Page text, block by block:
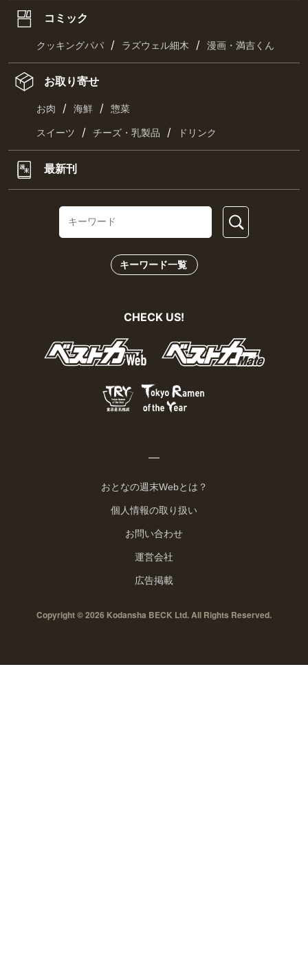
コミック
クッキングパパ / ラズウェル細木 / 漫画・満吉くん
お取り寄せ
お肉 / 海鮮 / 惣菜
スイーツ / チーズ・乳製品 / ドリンク
最新刊
キーワード一覧
CHECK US!
おとなの週末Webとは？
個人情報の取り扱い
お問い合わせ
運営会社
広告掲載
Copyright © 2026 Kodansha BECK Ltd. All Rights Reserved.